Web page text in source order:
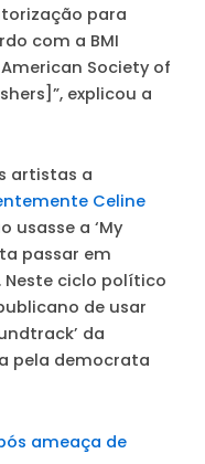
para
com a BMI
Society of
explicou a
artistas a
Celine
usasse a ‘My
passar em
ciclo político
de usar
da
pela democrata
ameaça de